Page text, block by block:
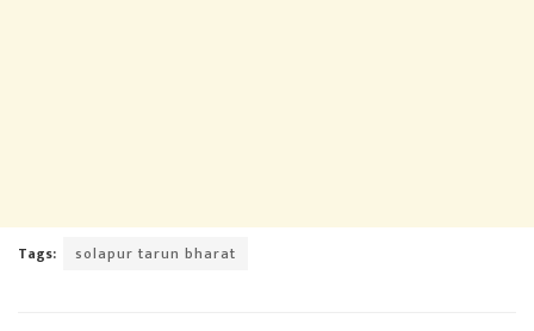
Tags: solapur tarun bharat